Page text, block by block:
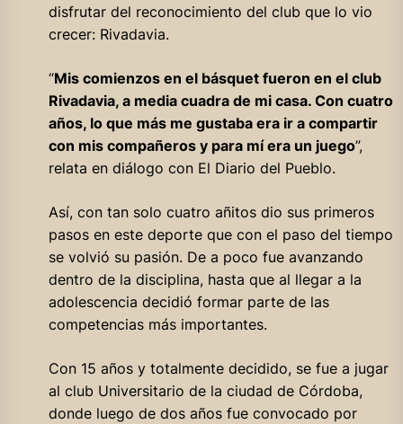
disfrutar del reconocimiento del club que lo vio
crecer: Rivadavia.
“Mis comienzos en el básquet fueron en el club
Rivadavia, a media cuadra de mi casa. Con cuatro
años, lo que más me gustaba era ir a compartir
con mis compañeros y para mí era un juego”,
relata en diálogo con El Diario del Pueblo.
Así, con tan solo cuatro añitos dio sus primeros
pasos en este deporte que con el paso del tiempo
se volvió su pasión. De a poco fue avanzando
dentro de la disciplina, hasta que al llegar a la
adolescencia decidió formar parte de las
competencias más importantes.
Con 15 años y totalmente decidido, se fue a jugar
al club Universitario de la ciudad de Córdoba,
donde luego de dos años fue convocado por